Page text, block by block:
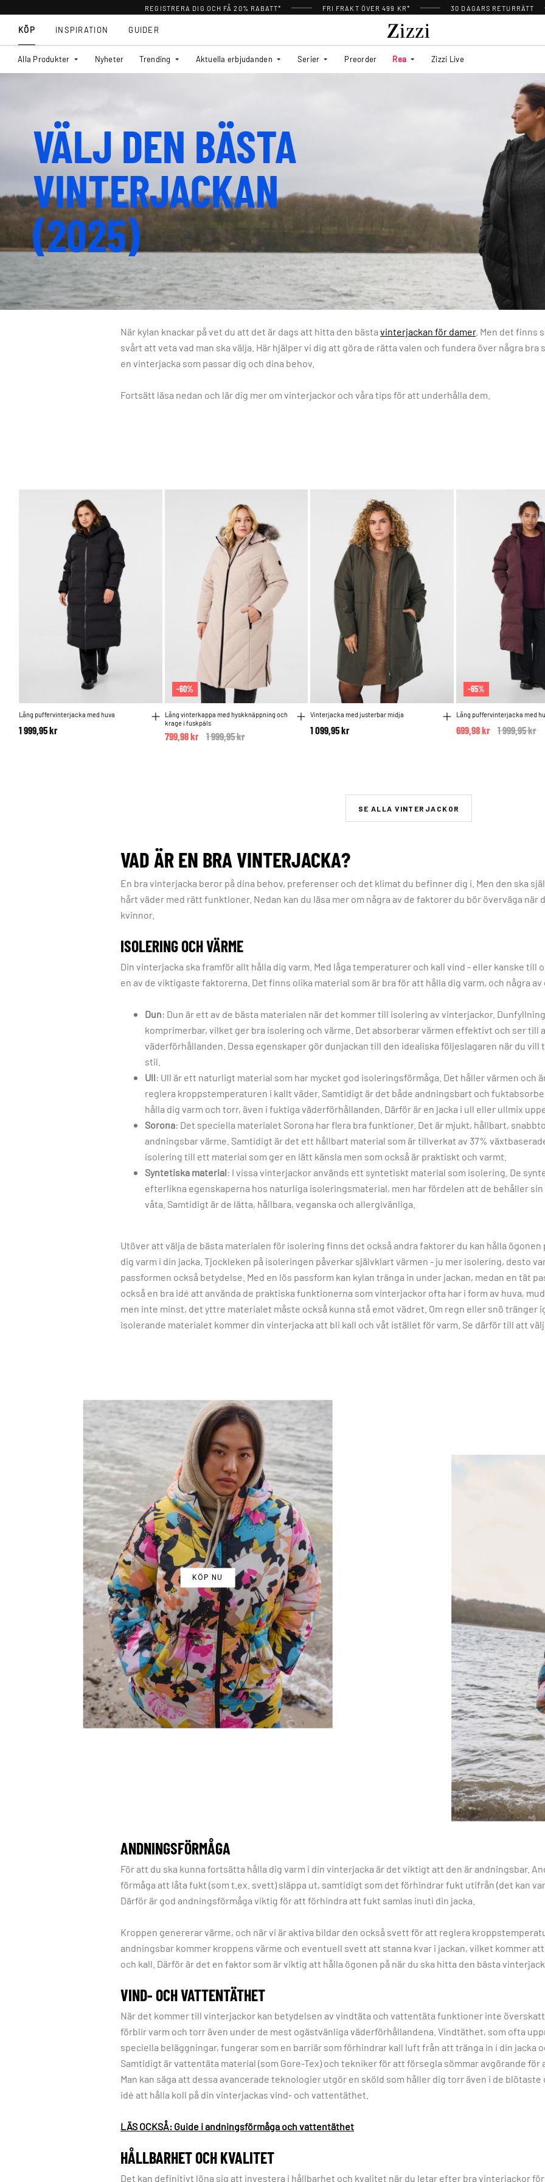
REGISTRERA DIG OCH FÅ 20% RABATT* FRI FRAKT ÖVER 499 KR* 30 DAGARS RETURRÄTT
KÖP
Alla Produkter Nyheter Trending Aktuella erbjudanden Serier Preorder Rea Zizzi Live
INSPIRATION GUIDER
VÄLJ DEN BÄSTA
VINTERJACKAN
(2025)
När kylan knackar på vet du att det är dags att hitta den bästa vinterjackan för damer. Men det finns
svårt att veta vad man ska välja. Här hjälper vi dig att göra de rätta valen och fundera över några bra
en vinterjacka som passar dig och dina behov.
Fortsätt läsa nedan och lär dig mer om vinterjackor och våra tips för att underhålla dem.
Lång puffervinterjacka med huva
1 999,95 kr
-60%
Lång vinterkappa med hyskknäppning och
krage i fuskpäls
Price reduced from
1 999,95 krto
799,98 kr
Vinterjacka med justerbar midja
1 099,95 kr
-65%
Lång puffervinterjacka med
Price
1 999,95 kr
699,98 kr
SE ALLA VINTERJACKOR
VAD ÄR EN BRA VINTERJACKA?
En bra vinterjacka beror på dina behov, preferenser och det klimat du befinner dig i. Men den ska
hårt väder med rätt funktioner. Nedan kan du läsa mer om några av de faktorer du bör överväga
kvinnor.
ISOLERING OCH VÄRME
Din vinterjacka ska framför allt hålla dig varm. Med låga temperaturer och kall vind - eller kanske till
en av de viktigaste faktorerna. Det finns olika material som är bra för att hålla dig varm, och några av
Dun: Dun är ett av de bästa materialen när det kommer till isolering av vinterjackor.
komprimerbar, vilket ger bra isolering och värme. Det absorberar värmen effektivt och ser till
väderförhållanden. Dessa egenskaper gör dunjackan till den idealiska följeslagaren när du
stil.
Ull: Ull är ett naturligt material som har mycket god isoleringsförmåga. Det håller värmen och
reglera kroppstemperaturen i kallt väder. Samtidigt är det både andningsbart och
hålla dig varm och torr, även i fuktiga väderförhållanden. Därför är en jacka i ull eller ullmix
Sorona: Det speciella materialet Sorona har flera bra funktioner. Det är mjukt, hållbart,
andningsbar värme. Samtidigt är det ett hållbart material som är tillverkat av 37%
isolering till ett material som ger en lätt känsla men som också är praktiskt och varmt.
Syntetiska material: I vissa vinterjackor används ett syntetiskt material som isolering. De
efterlikna egenskaperna hos naturliga isoleringsmaterial, men har fördelen att de behåller
våta. Samtidigt är de lätta, hållbara, veganska och allergivänliga.
Utöver att välja de bästa materialen för isolering finns det också andra faktorer du kan hålla ögonen
dig varm i din jacka. Tjockleken på isoleringen påverkar självklart värmen - ju mer isolering, desto
passformen också betydelse. Med en lös passform kan kylan tränga in under jackan, medan en tät
också en bra idé att använda de praktiska funktionerna som vinterjackor ofta har i form av huva,
men inte minst, det yttre materialet måste också kunna stå emot vädret. Om regn eller snö tränger
isolerande materialet kommer din vinterjacka att bli kall och våt istället för varm. Se därför till att
KÖP NU
ANDNINGSFÖRMÅGA
För att du ska kunna fortsätta hålla dig varm i din vinterjacka är det viktigt att den är andningsbar.
förmåga att låta fukt (som t.ex. svett) släppa ut, samtidigt som det förhindrar fukt utifrån (det kan
Därför är god andningsförmåga viktig för att förhindra att fukt samlas inuti din jacka.
Kroppen genererar värme, och när vi är aktiva bildar den också svett för att reglera
andningsbar kommer kroppens värme och eventuell svett att stanna kvar i jackan, vilket kommer
och kall. Därför är det en faktor som är viktig att hålla ögonen på när du ska hitta den bästa
VIND- OCH VATTENTÄTHET
När det kommer till vinterjackor kan betydelsen av vindtäta och vattentäta funktioner inte
förblir varm och torr även under de mest ogästvänliga väderförhållandena. Vindtäthet, som ofta
speciella beläggningar, fungerar som en barriär som förhindrar kall luft från att tränga in i din jacka
Samtidigt är vattentäta material (som Gore-Tex) och tekniker för att försegla sömmar avgörande för
Man kan säga att dessa avancerade teknologier utgör en sköld som håller dig torr även i de
idé att hålla koll på din vinterjackas vind- och vattentäthet.
LÄS OCKSÅ: Guide i andningsförmåga och vattentäthet
HÅLLBARHET OCH KVALITET
Det kan definitivt löna sig att investera i hållbarhet och kvalitet när du letar efter bra vinterjackor för